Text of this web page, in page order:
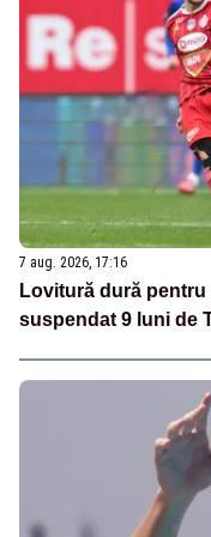
7 aug. 2026, 17:16
Lovitură dură
suspendat 9 luni de